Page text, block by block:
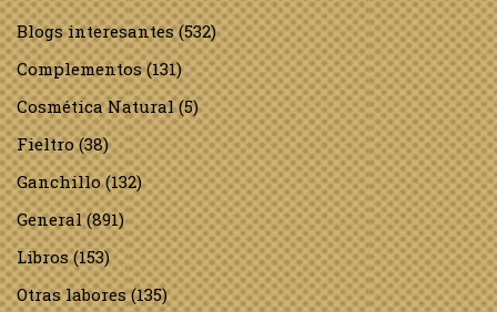
Blogs interesantes(532)
Complementos(131)
Cosmética Natural(5)
Fieltro(38)
Ganchillo(132)
General(891)
Libros(153)
Otras labores(135)